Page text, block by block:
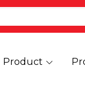
Product